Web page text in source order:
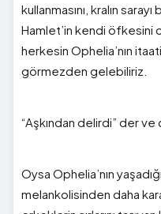
kullanmasını, kralın
Hamlet’in kendi öfkesini
herkesin Ophelia’nın
görmezden gelebiliriz.
“Aşkından delirdi” der ve
Oysa Ophelia’nın
melankolisinden daha